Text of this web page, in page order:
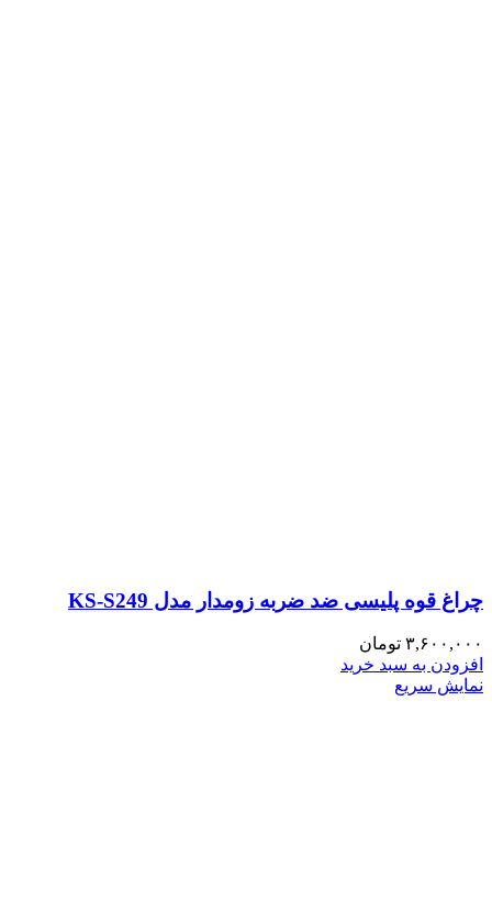
چراغ قوه پلیسی ضد ضربه زومدار مدل KS-S249
۳,۶۰۰,۰۰۰ تومان
افزودن به سبد خرید
نمایش سریع